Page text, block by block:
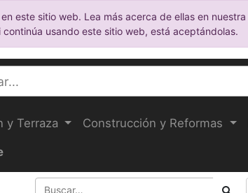
este sitio web. Lea más acerca de ellas en nuestra
continúa usando este sitio web, está aceptándolas.
y Terraza Construcción y Reformas